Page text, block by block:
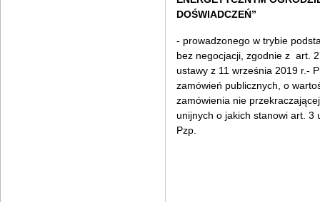
DOŚWIADCZEŃ”
- prowadzonego w trybie
bez negocjacji, zgodnie z art.
ustawy z 11 września 2019 r.-
zamówień publicznych, o
zamówienia nie
unijnych o jakich stanowi art. 3
Pzp.